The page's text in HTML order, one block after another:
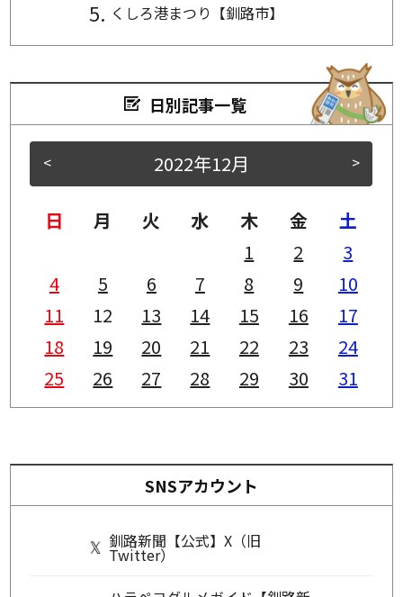
くしろ港まつり【釧路市】
日別記事一覧
< >
2022年12月
日 月 火 水 木 金
土
1
2
3
4
5 6 7 8 9
10
11
12 13 14 15 16
17
18
19 20 21 22 23
24
25
26 27 28 29 30 31
SNSアカウント
釧路新聞【公式】X（旧
Twitter）